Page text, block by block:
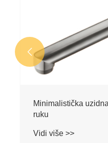
Minimalistička
ruku
Vidi više >>
